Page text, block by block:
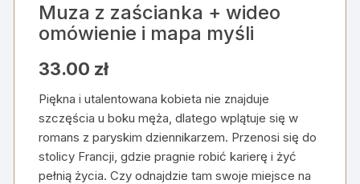
Muza z zaścianka + wideo
omówienie i mapa myśli
33.00 zł
Piękna i utalentowana kobieta nie znajduje
szczęścia u boku męża, dlatego wplątuje się w
romans z paryskim dziennikarzem. Przenosi się do
stolicy Francji, gdzie pragnie robić karierę i żyć
pełnią życia. Czy odnajdzie tam swoje miejsce na